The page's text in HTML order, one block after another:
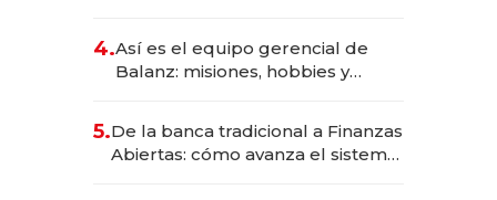
4.Así es el equipo gerencial de
Balanz: misiones, hobbies y
5.De la banca tradicional a Finanzas
Abiertas: cómo avanza el sistema